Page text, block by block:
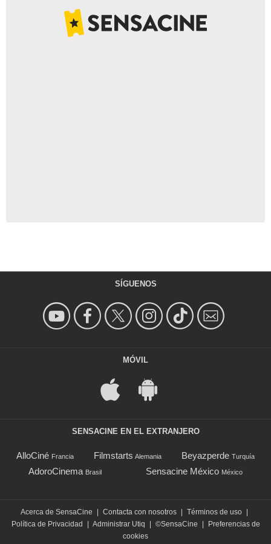
SÍGUENOS
MÓVIL
SENSACINE EN EL EXTRANJERO
AlloCiné Francia Filmstarts Alemania Beyazperde Turquía
AdoroCinema Brasil Sensacine México México
Acerca de SensaCine Contacta con nosotros Términos de uso
Política de Privacidad
Administrar Utiq ©SensaCine
Preferencias de
cookies